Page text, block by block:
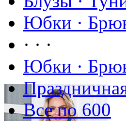
Юбки ·
· · ·
Юбки ·
Все по 600